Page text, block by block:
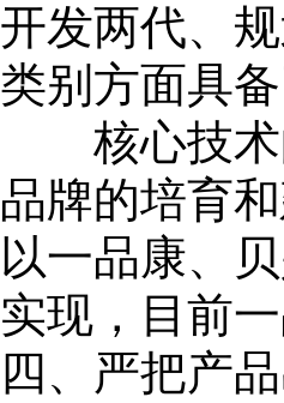
开发两代、
类别方面具
核心技术
品牌的培育
以一品康、
实现，目前
四、严把产